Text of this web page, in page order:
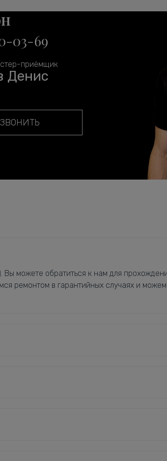
03-69
приёмщик
Денис
можете обратиться к нам для
ремонтом в гарантийных случаях и